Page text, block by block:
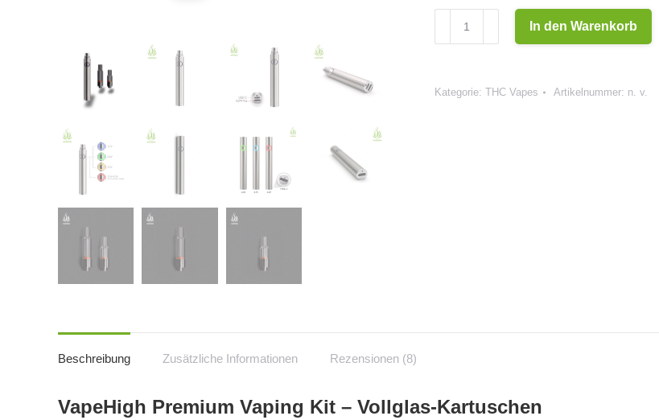
Menge
In den Warenkorb
Kategorie: THC Vapes Artikelnummer: n. v.
Beschreibung Zusätzliche Informationen Rezensionen (8)
VapeHigh Premium Vaping Kit – Vollglas-Kartuschen